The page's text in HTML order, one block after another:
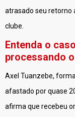
atrasado seu retorno
clube.
Entenda o
processando
Axel Tuanzebe,
afastado por quase
afirma que recebeu